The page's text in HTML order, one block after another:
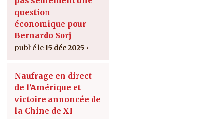
question
économique pour
Bernardo Sorj
15 déc 2025
Naufrage en direct
de l’Amérique et
victoire annoncée de
la Chine de XI